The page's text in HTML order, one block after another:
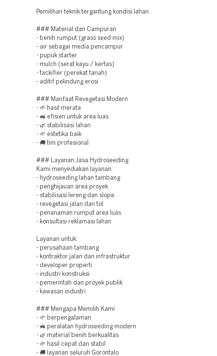
Pemilihan teknik tergantung kondisi lahan.
### Material dan Campuran
- benih rumput (grass seed mix)
- air sebagai media pencampur
- pupuk starter
- mulch (serat kayu / kertas)
- tackifier (perekat tanah)
- aditif pelindung erosi
### Manfaat Revegetasi Modern
- 🌱 hasil merata
- 🚜 efisien untuk area luas
- 🌿 stabilisasi lahan
- 🌱 estetika baik
- 🚚 tim profesional
### Layanan Jasa Hydroseeding
Kami menyediakan layanan:
- hydroseeding lahan tambang
- penghijauan area proyek
- stabilisasi lereng dan slope
- revegetasi jalan dan tol
- penanaman rumput area luas
- konsultasi reklamasi lahan
Layanan untuk:
- perusahaan tambang
- kontraktor jalan dan infrastruktur
- developer properti
- industri konstruksi
- pemerintah dan proyek publik
- kawasan industri
### Mengapa Memilih Kami
- 🌱 berpengalaman
- 🚜 peralatan hydroseeding modern
- 🌿 material benih berkualitas
- 🌱 hasil cepat dan stabil
- 🚚 layanan seluruh Gorontalo